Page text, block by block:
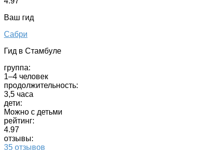
Ваш гид
Сабри
Гид в Стамбуле
группа:
1–4 человек
продолжительность:
3,5 часа
дети:
Можно с детьми
рейтинг:
4.97
отзывы:
35 отзывов